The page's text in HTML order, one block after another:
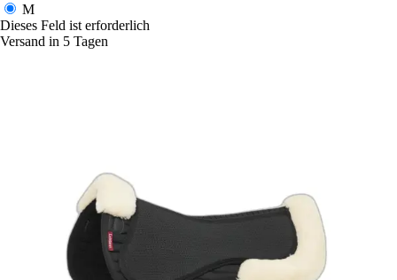
M
Dieses Feld ist erforderlich
Versand in 5 Tagen